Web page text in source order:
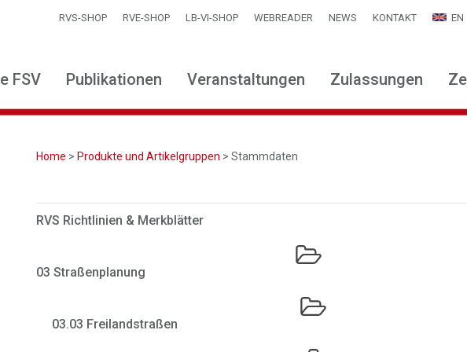
RVS-SHOP RVE-SHOP LB-VI-SHOP WEBREADER NEWS KONTAKT EN
FSV Publikationen Veranstaltungen Zulassungen
Home > Produkte und Artikelgruppen > Stammdaten
RVS Richtlinien & Merkblätter
03 Straßenplanung
03.03 Freilandstraßen